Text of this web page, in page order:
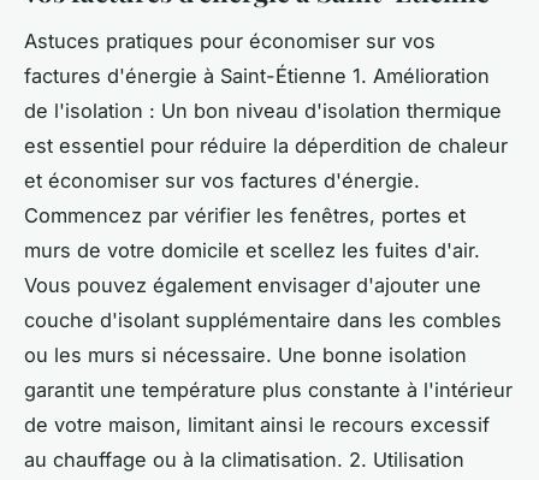
Astuces pratiques pour économiser sur vos
factures d'énergie à Saint-Étienne 1. Amélioration
de l'isolation : Un bon niveau d'isolation thermique
est essentiel pour réduire la déperdition de chaleur
et économiser sur vos factures d'énergie.
Commencez par vérifier les fenêtres, portes et
murs de votre domicile et scellez les fuites d'air.
Vous pouvez également envisager d'ajouter une
couche d'isolant supplémentaire dans les combles
ou les murs si nécessaire. Une bonne isolation
garantit une température plus constante à l'intérieur
de votre maison, limitant ainsi le recours excessif
au chauffage ou à la climatisation. 2. Utilisation